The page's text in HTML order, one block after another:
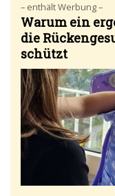
– enthält Werbung –
Warum ein
die
schützt